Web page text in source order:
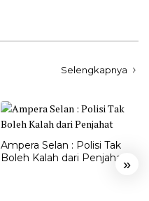
Selengkapnya
»
Ampera Selan : Polisi Tak
Boleh Kalah dari Penjahat